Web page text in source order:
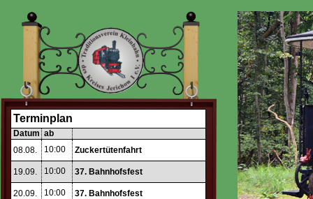
Terminplan
Datum ab
08.08.
10:00 Zuckertütenfahrt
19.09. 10:00 37. Bahnhofsfest
20.09. 10:00 37. Bahnhofsfest